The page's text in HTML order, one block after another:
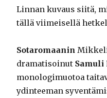
Linnan kuvaus siitä,
tällä viimeisellä
Sotaromaanin
dramatisoinut Samuli
monologimuotoa
ydinteeman